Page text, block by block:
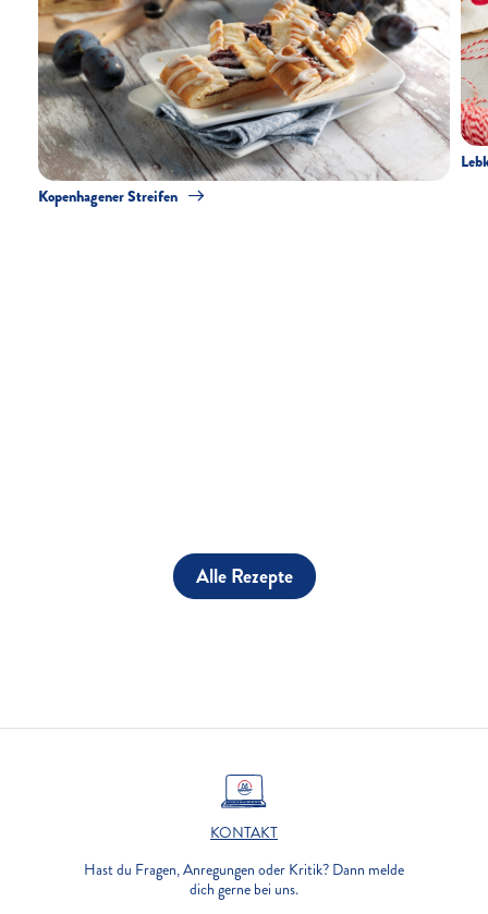
Kopenhagener Streifen
Alle Rezepte
KONTAKT
Hast du Fragen, Anregungen oder Kritik? Dann melde
dich gerne bei uns.